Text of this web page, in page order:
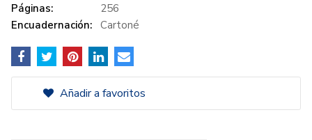
Páginas:
256
Encuadernación: Cartoné
Añadir a favoritos